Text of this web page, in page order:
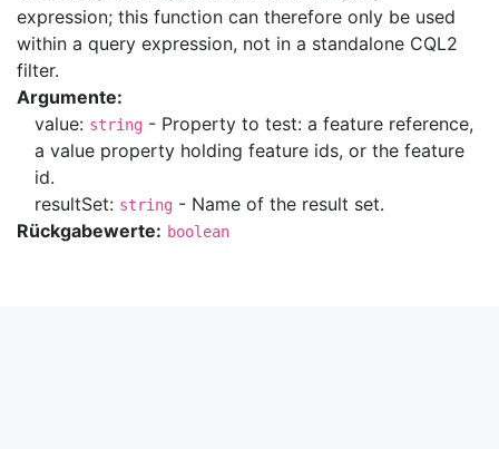
expression; this function can therefore only be used
within a query expression, not in a standalone CQL2
filter.
Argumente:
value: string - Property to test: a feature reference,
a value property holding feature ids, or the feature
id.
resultSet: string - Name of the result set.
Rückgabewerte: boolean